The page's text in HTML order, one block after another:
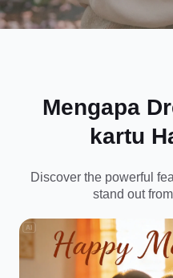
Mengapa
kartu
Discover the powerful
stand out